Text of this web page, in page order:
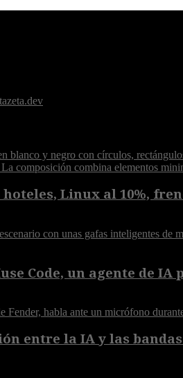
Linux al 10%,
Code, un agente de IA
entre la IA y las bandas